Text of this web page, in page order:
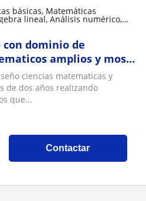
básicas, Matemáticas
lineal, Análisis numérico,
dominio de
amplios y mos
desde la basica
academica
y
ciencias matematicas y
de dos años realizando
que...
Contactar